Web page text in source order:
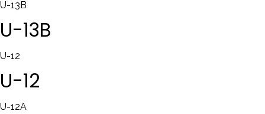
U-13B
U-13B
U-12
U-12
U-12A